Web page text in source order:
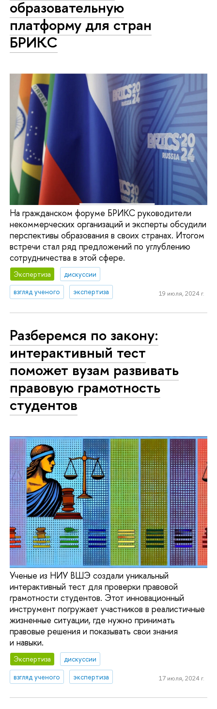
образовательную
платформу для стран
БРИКС
На гражданском форуме БРИКС руководители
некоммерческих организаций и эксперты обсудили
перспективы образования в своих странах. Итогом
встречи стал ряд предложений по углублению
сотрудничества в этой сфере.
Экспертиза
дискуссии
взгляд ученого
экспертиза 19 июля, 2024 г.
Разберемся по закону:
интерактивный тест
поможет вузам развивать
правовую грамотность
студентов
Ученые из НИУ ВШЭ создали уникальный
интерактивный тест для проверки правовой
грамотности студентов. Этот инновационный
инструмент погружает участников в реалистичные
жизненные ситуации, где нужно принимать
правовые решения и показывать свои знания
и навыки.
Экспертиза
дискуссии
взгляд ученого
экспертиза 17 июля, 2024 г.